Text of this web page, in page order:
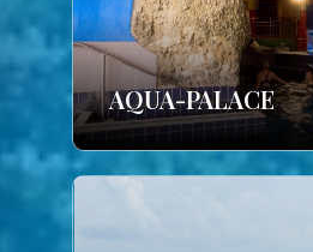
AQUA-PALACE